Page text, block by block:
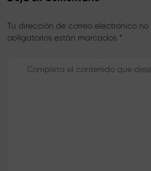
Tu dirección de correo electrónico
obligatorios están marcados *